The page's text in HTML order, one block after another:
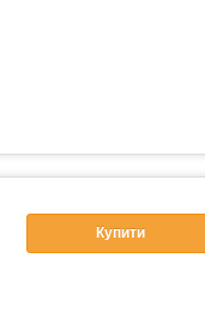
Купити